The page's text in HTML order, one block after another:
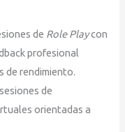
de Role Playcon
profesional
de rendimiento.
de
orientadas a